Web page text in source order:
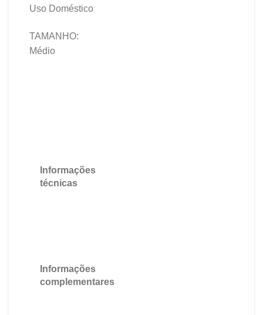
Uso Doméstico
TAMANHO:
Médio
Informações
técnicas
Informações
complementares